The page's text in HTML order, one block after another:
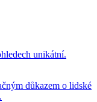
unikátní.
důkazem o lidské